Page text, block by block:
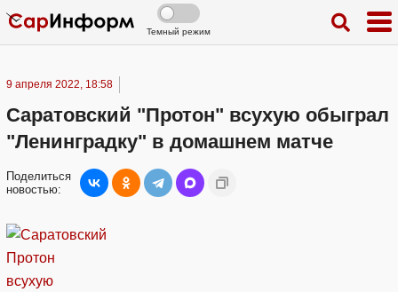
Темный режим
9 апреля 2022, 18:58
Саратовский "Протон" всухую обыграл
"Ленинградку" в домашнем матче
Поделиться
новостью: